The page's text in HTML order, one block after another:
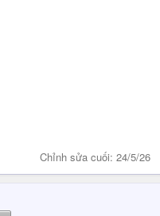
Chỉnh sửa cuối: 24/5/26